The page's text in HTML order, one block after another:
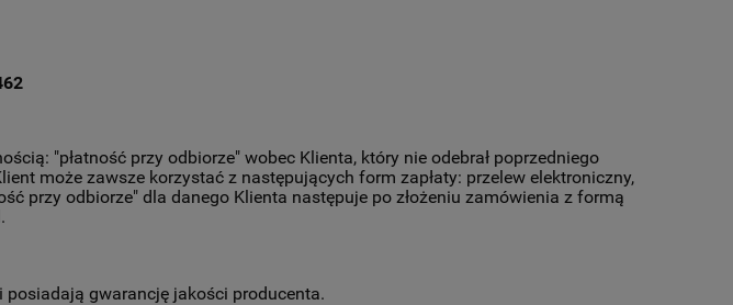
"płatność przy odbiorze" wobec Klienta, który nie odebrał poprzedniego
może zawsze korzystać z następujących form zapłaty: przelew elektroniczny,
przy odbiorze" dla danego Klienta następuje po złożeniu zamówienia z formą
posiadają gwarancję jakości producenta.